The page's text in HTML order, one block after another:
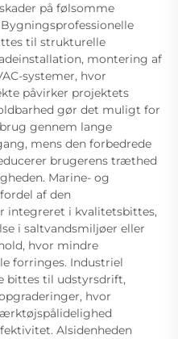
på følsomme
til strukturelle
montering af
systemer, hvor
påvirker projektets
gør det muligt for
gennem lange
mens den forbedrede
brugerens træthed
Marine- og
af den
integreret i kvalitetsbittes,
i saltvandsmiljøer eller
hvor mindre
forringes. Industriel
bittes til udstyrsdrift,
hvor
Alsidenheden